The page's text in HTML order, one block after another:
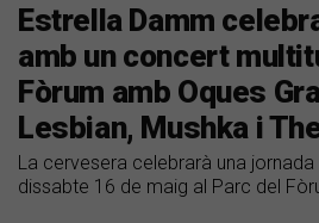
Estrella Damm
amb un concert
Fòrum amb Oques
Lesbian, Mushka i
La cervesera celebrarà una
dissabte 16 de maig al Parc del